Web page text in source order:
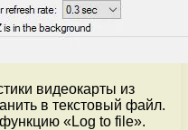
видеокарты из
в текстовый файл.
«Log to file».